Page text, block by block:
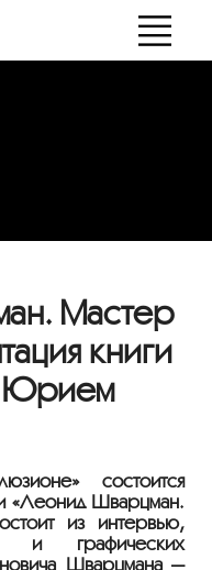
Мастер
книги
Юрием
состоится
«Леонид Шварцман.
из интервью,
и графических
Шварцмана —